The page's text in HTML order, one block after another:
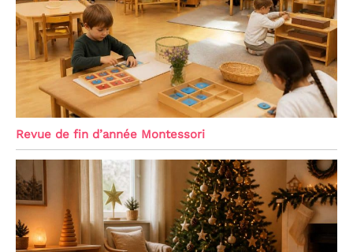
Revue de fin d’année Montessori